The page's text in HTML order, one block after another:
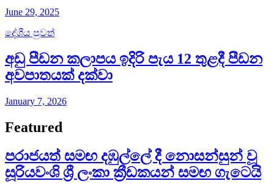
June 29, 2025
දේශීය පුවත්
අඩු පීඩන කලාපය ඉදිරි පැය 12 තුළදී පීඩන
අවපාතයක් දක්වා
January 7, 2026
Featured
පරාජයත් සමඟ දඹුල්ලේ දී නොසන්සුන් වූ
සූරියවංශි ශ්‍රී ලංකා ක්‍රීඩකයන් සමඟ ගැටෙයි